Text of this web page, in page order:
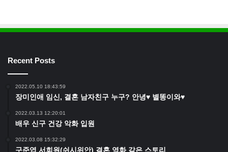
Recent Posts
2022.05.10 18:43:59
장미인애 임신, 결혼 남자친구 누구? 안녕♥ 별똥이와♥
2022.03.13 12:20:01
배우 신구 건강 악화 입원
2022.03.08 15:32:29
구준엽 서희원(쉬시위안) 결혼 영화 같은 스토리